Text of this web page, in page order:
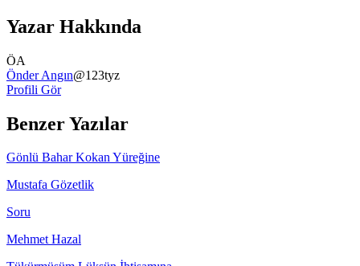
Yazar Hakkında
ÖA
Önder Angın@123tyz
Profili Gör
Benzer Yazılar
Gönlü Bahar Kokan Yüreğine
Mustafa Gözetlik
Soru
Mehmet Hazal